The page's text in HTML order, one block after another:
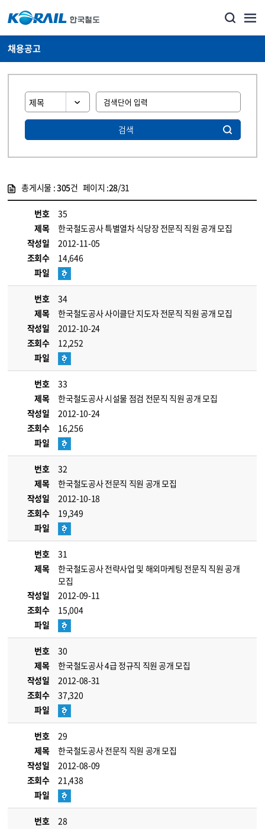
채용공고
검색
총게시물 :305건 페이지 :28/31
번호
35
제목
한국철도공사 특별열차 식당장 전문직 직원 공개 모집
작성일
2012-11-05
조회수
14,646
파일
번호
34
제목
한국철도공사 사이클단 지도자 전문직 직원 공개 모집
작성일
2012-10-24
조회수
12,252
파일
번호
33
제목
한국철도공사 시설물 점검 전문직 직원 공개 모집
작성일
2012-10-24
조회수
16,256
파일
번호
32
제목
한국철도공사 전문직 직원 공개 모집
작성일
2012-10-18
조회수
19,349
파일
번호
31
제목
한국철도공사 전략사업 및 해외마케팅 전문직 직원 공개
모집
작성일
2012-09-11
조회수
15,004
파일
번호
30
제목
한국철도공사 4급 정규직 직원 공개 모집
작성일
2012-08-31
조회수
37,320
파일
번호
29
제목
한국철도공사 전문직 직원 공개 모집
작성일
2012-08-09
조회수
21,438
파일
번호
28